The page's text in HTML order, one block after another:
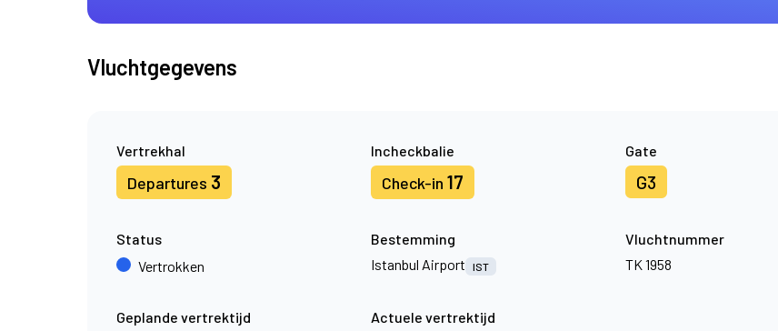
Vluchtgegevens
Vertrekhal
Departures 3
Incheckbalie
Check-in 17
Gate
G3
Status
Vertrokken
Bestemming
Istanbul Airport
IST
Vluchtnummer
TK 1958
Geplande vertrektijd
Actuele vertrektijd